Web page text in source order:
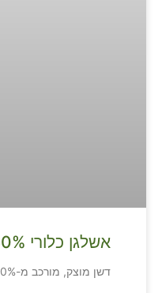
אשלגן כלורי 60%
דשן מוצק, מורכב מ-60% תחמוצת אשלגן